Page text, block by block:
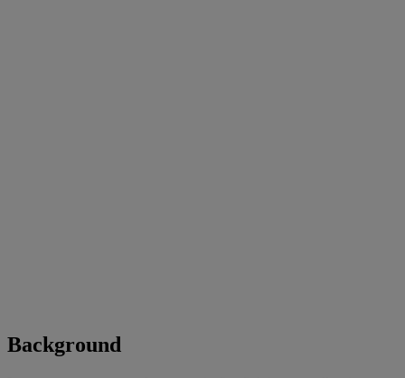
Background